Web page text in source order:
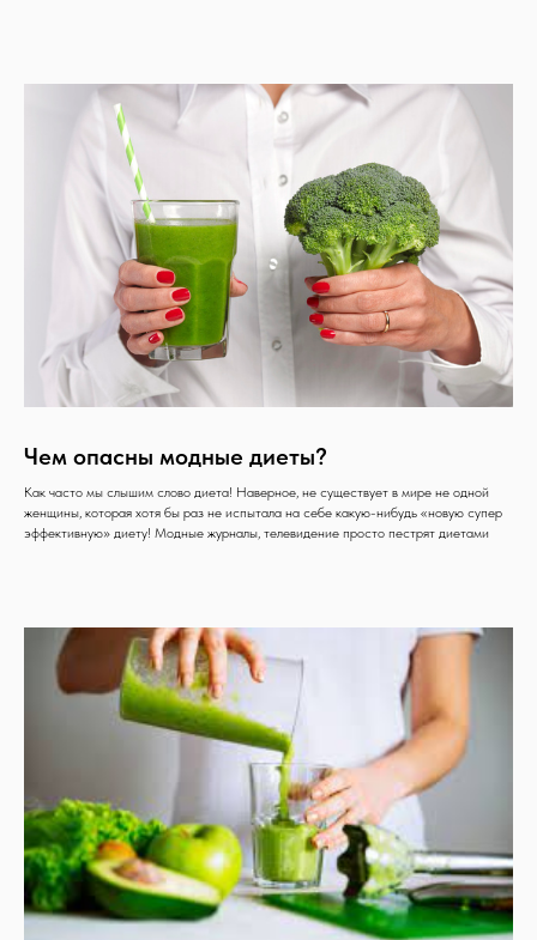
Чем опасны модные диеты?
Как часто мы слышим слово диета! Наверное, не существует в мире не одной
женщины, которая хотя бы раз не испытала на себе какую-нибудь «новую супер
эффективную» диету! Модные журналы, телевидение просто пестрят диетами